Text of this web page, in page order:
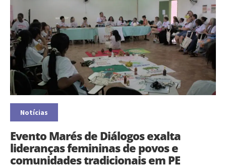
Notícias
Evento Marés de Diálogos exalta
lideranças femininas de povos e
comunidades tradicionais em PE